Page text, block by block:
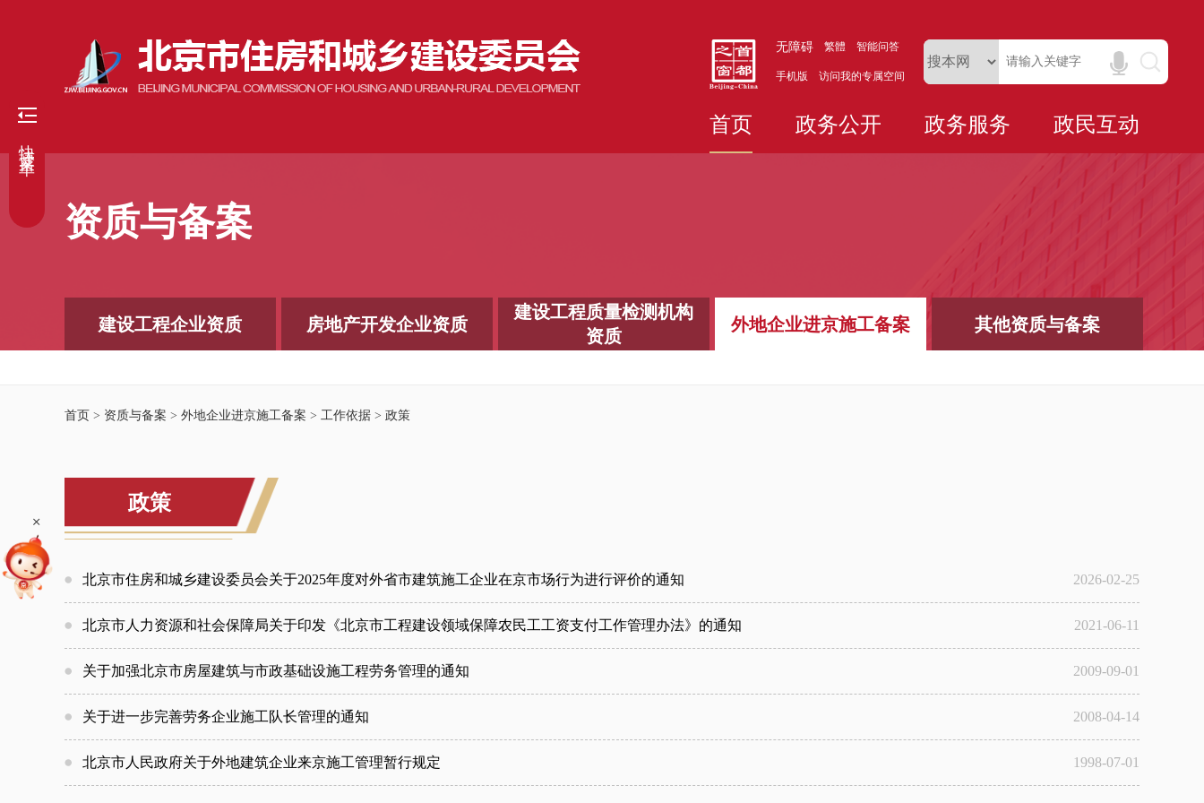
无障碍 繁體 智能问答
手机版 访问我的专属空间
首页 政务公开 政务服务 政民互动
资质与备案
建设工程企业资质 房地产开发企业资质
建设工程质量检测机构
资质
外地企业进京施工备案 其他资质与备案
首页 > 资质与备案 > 外地企业进京施工备案 > 工作依据 > 政策
政策
北京市住房和城乡建设委员会关于2025年度对外省市建筑施工企业在京市场行为进行评价的通知 2026-02-25
北京市人力资源和社会保障局关于印发《北京市工程建设领域保障农民工工资支付工作管理办法》的通知 2021-06-11
关于加强北京市房屋建筑与市政基础设施工程劳务管理的通知 2009-09-01
关于进一步完善劳务企业施工队长管理的通知 2008-04-14
北京市人民政府关于外地建筑企业来京施工管理暂行规定 1998-07-01
+
快捷菜单